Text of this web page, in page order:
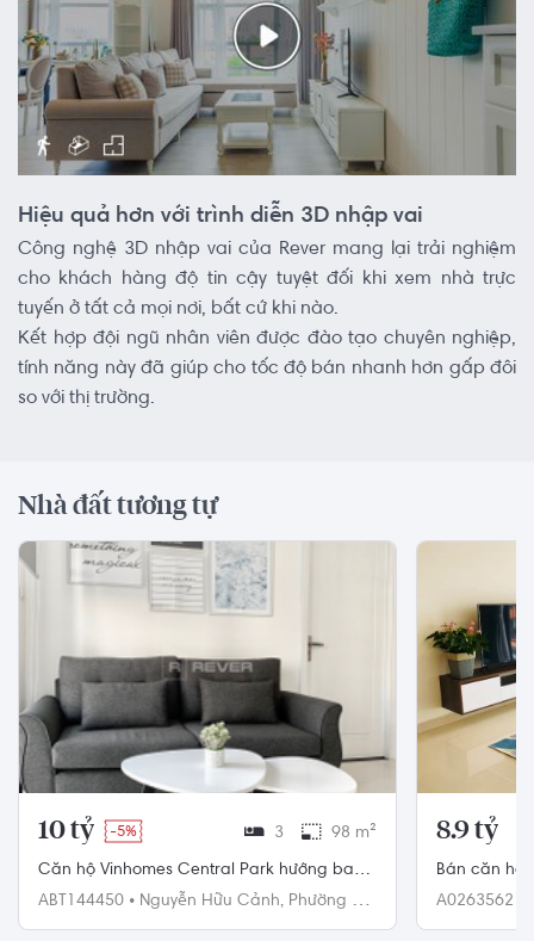
Hiệu quả hơn với trình diễn 3D nhập vai
Công nghệ 3D nhập vai của Rever mang lại trải nghiệm
cho khách hàng độ tin cậy tuyệt đối khi xem nhà trực
tuyến ở tất cả mọi nơi, bất cứ khi nào.
Kết hợp đội ngũ nhân viên được đào tạo chuyên nghiệp,
tính năng này đã giúp cho tốc độ bán nhanh hơn gấp đôi
so với thị trường.
Nhà đất tương tự
10 tỷ -5% 3 98 m²
Căn hộ Vinhomes Central Park hướng ban
công bắc đầy đủ nội thất diện tích 98m²
ABT144450 • Nguyễn Hữu Cảnh, Phường 22,
8.9 tỷ
Bán căn hộ
quận 2 diện
A0263562